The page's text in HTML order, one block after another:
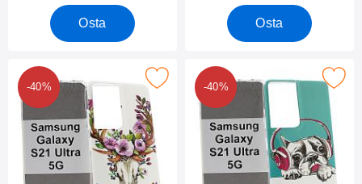
Osta Osta
-40%
Designkotelo Samsung Galaxy S21 Ultra 5G (G998B)
-40%
Merkitse tPU-Designkotelo Samsung